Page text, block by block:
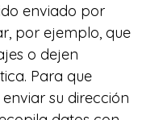
enviado por
por ejemplo, que
o dejen
Para que
su dirección